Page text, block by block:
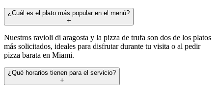
¿Cuál es el plato más popular en el menú?
Nuestros ravioli di aragosta y la pizza de trufa son dos de los platos
más solicitados, ideales para disfrutar durante tu visita o al pedir
pizza barata en Miami.
¿Qué horarios tienen para el servicio?